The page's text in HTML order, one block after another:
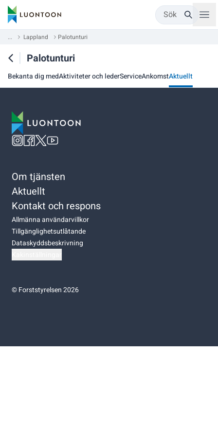
Sök
... Lappland Palotunturi
Palotunturi
Bekanta dig medAktiviteter och lederServiceAnkomstAktuellt
Om tjänsten
Aktuellt
Kontakt och respons
Allmänna användarvillkor
Tillgänglighetsutlåtande
Dataskyddsbeskrivning
©Forststyrelsen 2026